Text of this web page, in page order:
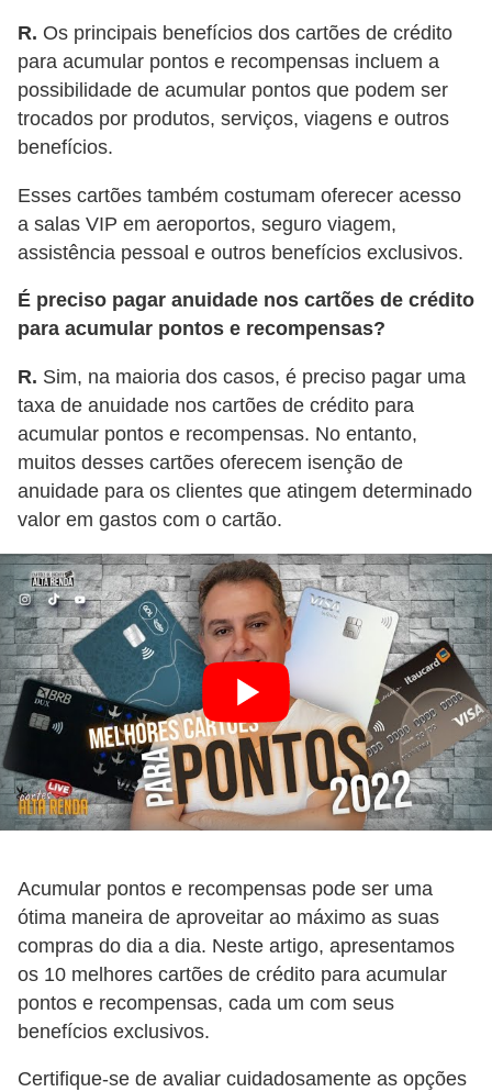
R. Os principais benefícios dos cartões de crédito
para acumular pontos e recompensas incluem a
possibilidade de acumular pontos que podem ser
trocados por produtos, serviços, viagens e outros
benefícios.
Esses cartões também costumam oferecer acesso
a salas VIP em aeroportos, seguro viagem,
assistência pessoal e outros benefícios exclusivos.
É preciso pagar anuidade nos cartões de crédito
para acumular pontos e recompensas?
R. Sim, na maioria dos casos, é preciso pagar uma
taxa de anuidade nos cartões de crédito para
acumular pontos e recompensas. No entanto,
muitos desses cartões oferecem isenção de
anuidade para os clientes que atingem determinado
valor em gastos com o cartão.
Acumular pontos e recompensas pode ser uma
ótima maneira de aproveitar ao máximo as suas
compras do dia a dia. Neste artigo, apresentamos
os 10 melhores cartões de crédito para acumular
pontos e recompensas, cada um com seus
benefícios exclusivos.
Certifique-se de avaliar cuidadosamente as opções